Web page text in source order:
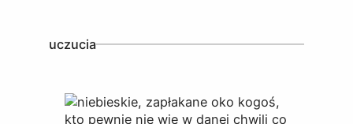
uczucia